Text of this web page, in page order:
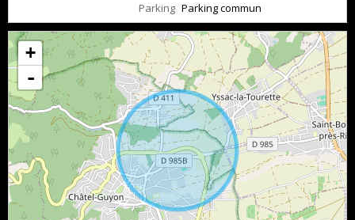
Parking Parking commun
+
-